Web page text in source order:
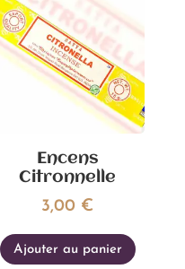
Encens
Citronnelle
3,00 €
Ajouter au panier